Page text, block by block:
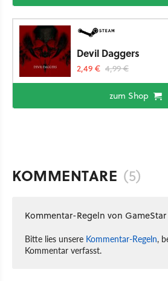
Devil Daggers
2,49 € 4,99 €
zum Shop
KOMMENTARE (5)
Kommentar-Regeln von GameStar
Bitte lies unsere Kommentar-Regeln,
Kommentar verfasst.